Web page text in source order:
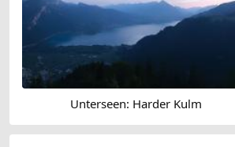
Unterseen: Harder Kulm